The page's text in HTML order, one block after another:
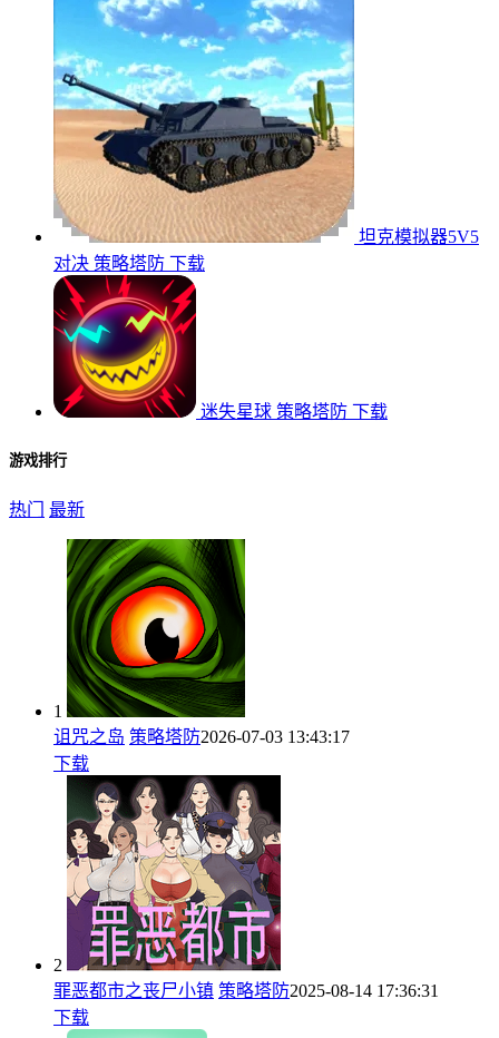
坦克模拟器5V5
对决 策略塔防 下载
迷失星球 策略塔防 下载
游戏排行
热门 最新
1
诅咒之岛 策略塔防2026-07-03 13:43:17
下载
2
罪恶都市之丧尸小镇 策略塔防2025-08-14 17:36:31
下载